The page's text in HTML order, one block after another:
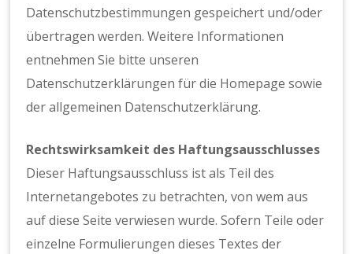
Datenschutzbestimmungen gespeichert und/oder
übertragen werden. Weitere Informationen
entnehmen Sie bitte unseren
Datenschutzerklärungen für die Homepage sowie
der allgemeinen Datenschutzerklärung.
Rechtswirksamkeit des Haftungsausschlusses
Dieser Haftungsausschluss ist als Teil des
Internetangebotes zu betrachten, von wem aus
auf diese Seite verwiesen wurde. Sofern Teile oder
einzelne Formulierungen dieses Textes der